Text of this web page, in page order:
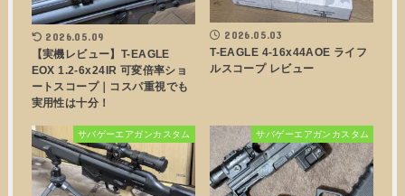
2026.05.09
【実機レビュー】T-EAGLE
EOX 1.2-6x24IR 可変倍率ショ
ートスコープ｜コスパ重視でも
実用性は十分！
2026.05.03
T-EAGLE 4-16x44AOE ライフ
ルスコープ レビュー
サバゲーエアガンカスタム サバゲーエアガンカスタム